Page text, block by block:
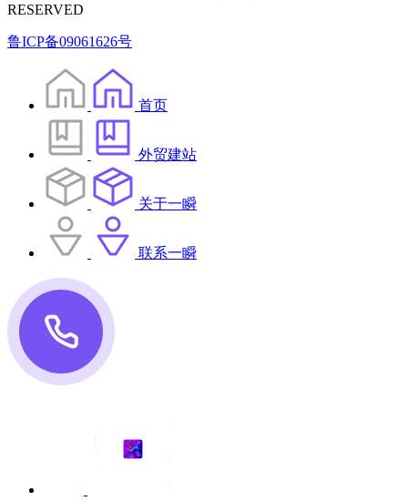
RESERVED
鲁ICP备09061626号
首页
外贸建站
关于一瞬
联系一瞬